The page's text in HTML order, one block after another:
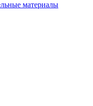
материалы